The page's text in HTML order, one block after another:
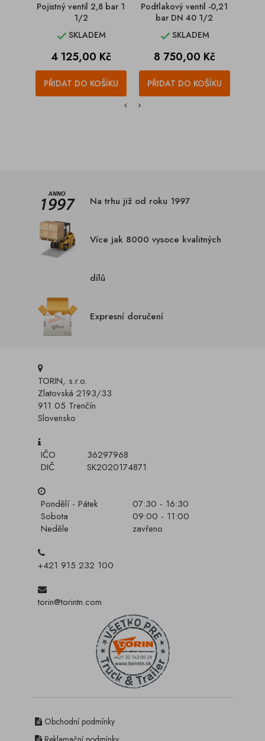
Pojistný ventil 2,8 bar 1
1/2
SKLADEM
Cena
4 125,00 Kč
PŘIDAT DO KOŠÍKU
Podtlakový ventil -0,21
bar DN 40 1/2
SKLADEM
Cena
8 750,00 Kč
PŘIDAT DO KOŠÍKU
Na trhu již od roku 1997
Více jak 8000 vysoce kvalitných
dílů
Expresní doručení
TORIN, s.r.o.
Zlatovská 2193/33
911 05 Trenčín
Slovensko
IČO
36297968
DIČ
SK2020174871
Pondělí - Pátek
07:30 - 16:30
Sobota
09:00 - 11:00
Neděle
zavřeno
+421 915 232 100
torin@torintn.com
Obchodní podmínky